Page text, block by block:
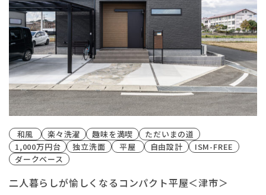
和風 楽々洗濯 趣味を満喫
ただいまの道
1,000万円台
独立洗面 平屋 自由設計
ISM-FREE
ダークベース
二人暮らしが愉しくなるコンパクト平屋＜津市＞